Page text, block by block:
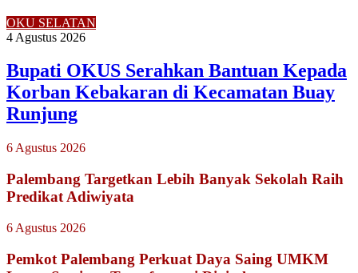
OKU SELATAN
4 Agustus 2026
Bupati OKUS Serahkan Bantuan Kepada
Korban Kebakaran di Kecamatan Buay
Runjung
6 Agustus 2026
Palembang Targetkan Lebih Banyak Sekolah Raih
Predikat Adiwiyata
6 Agustus 2026
Pemkot Palembang Perkuat Daya Saing UMKM